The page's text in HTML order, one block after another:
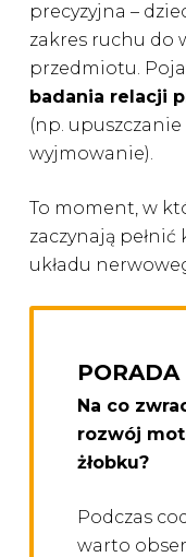
precyzyjna –
zakres ruchu do
przedmiotu.
badania relacji
(np.
wyjmowanie).
To moment, w
zaczynają
układu
PORADA
Na co
rozwój
żłobku?
Podczas
warto